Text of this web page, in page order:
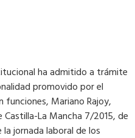
ha admitido a trámite
promovido por el
funciones, Mariano Rajoy,
La Mancha 7/2015, de
jornada laboral de los